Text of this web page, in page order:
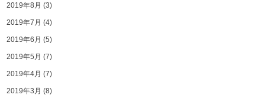
2019年8月 (3)
2019年7月 (4)
2019年6月 (5)
2019年5月 (7)
2019年4月 (7)
2019年3月 (8)